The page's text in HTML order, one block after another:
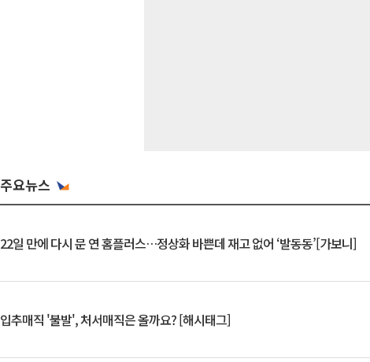
주요뉴스
22일 만에 다시 문 연 홈플러스…정상화 바쁜데 재고 없어 ‘발동동’[가보니]
입추매직 '불발', 처서매직은 올까요? [해시태그]